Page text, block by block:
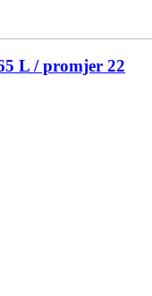
L / promjer 22